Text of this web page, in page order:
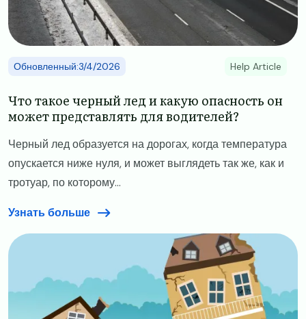
Обновленный:3/4/2026 Help Article
Что такое черный лед и какую опасность он
может представлять для водителей?
Черный лед образуется на дорогах, когда температура
опускается ниже нуля, и может выглядеть так же, как и
тротуар, по которому...
Узнать больше
Image